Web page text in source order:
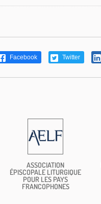
Facebook Twitter
ASSOCIATION
ÉPISCOPALE LITURGIQUE
POUR LES PAYS
FRANCOPHONES